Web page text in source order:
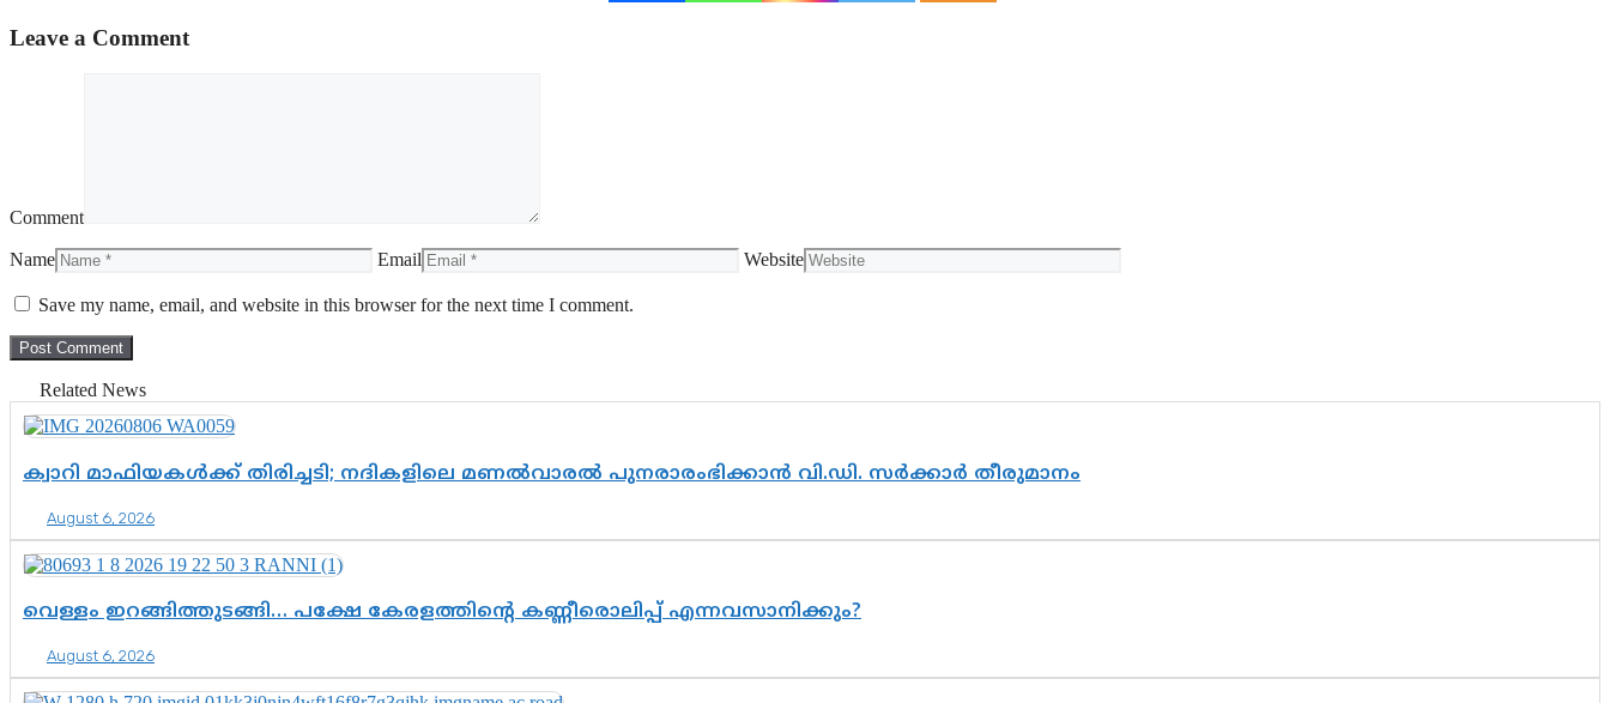
Leave a Comment
Comment
Name Email Website
Save my name, email, and website in this browser for the next time I comment.
Related News
ക്വാറി മാഫിയകൾക്ക് തിരിച്ചടി; നദികളിലെ മണൽവാരൽ പുനരാരംഭിക്കാൻ വി.ഡി. സർക്കാർ തീരുമാനം
August 6, 2026
വെള്ളം ഇറങ്ങിത്തുടങ്ങി… പക്ഷേ കേരളത്തിന്റെ കണ്ണീരൊലിപ്പ് എന്നവസാനിക്കും?
August 6, 2026